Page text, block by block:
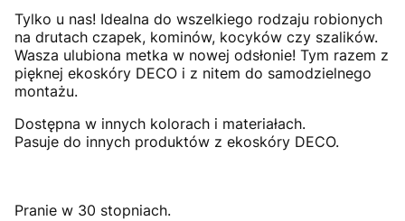
Tylko u nas! Idealna do wszelkiego rodzaju robionych
na drutach czapek, kominów, kocyków czy szalików.
Wasza ulubiona metka w nowej odsłonie! Tym razem z
pięknej ekoskóry DECO i z nitem do samodzielnego
montażu.
Dostępna w innych kolorach i materiałach.
Pasuje do innych produktów z ekoskóry DECO.
Pranie w 30 stopniach.